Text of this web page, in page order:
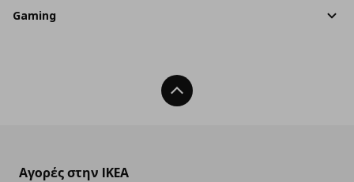
Gaming
Back To Top
Αγορές στην IKEA